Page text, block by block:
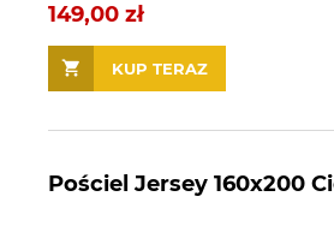
149,00 zł
KUP TERAZ
Pościel Jersey 160x200